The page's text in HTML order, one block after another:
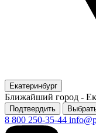
Екатеринбург
Ближайший город -
Подтвердить
8 800 250-35-44